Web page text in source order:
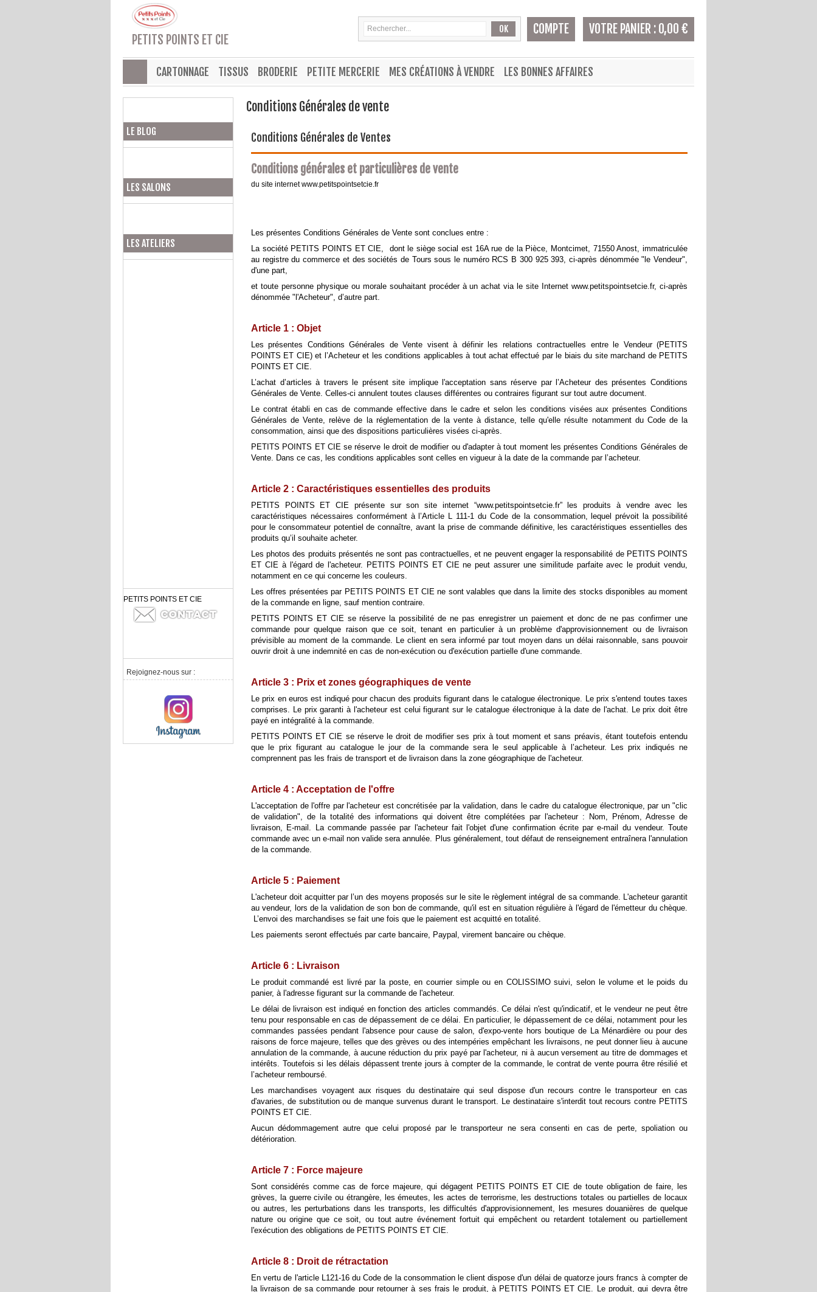
PETITS POINTS ET CIE
OK COMPTE VOTRE PANIER : 0,00 €
CARTONNAGE TISSUS BRODERIE PETITE MERCERIE MES CRÉATIONS À VENDRE LES BONNES AFFAIRES
LE BLOG
LES SALONS
LES ATELIERS
PETITS POINTS ET CIE
Rejoignez-nous sur :
Conditions Générales de vente
Conditions Générales de Ventes
Conditions générales et particulières de vente
du site internet www.petitspointsetcie.fr
Les présentes Conditions Générales de Vente sont conclues entre :
La société PETITS POINTS ET CIE, dont le siège social est 16A rue de la Pièce, Montcimet, 71550 Anost, immatriculée
au registre du commerce et des sociétés de Tours sous le numéro RCS B 300 925 393, ci-après dénommée "le Vendeur",
d'une part,
et toute personne physique ou morale souhaitant procéder à un achat via le site Internet www.petitspointsetcie.fr, ci-après
dénommée "l'Acheteur", d’autre part.
Article 1 : Objet
Les présentes Conditions Générales de Vente visent à définir les relations contractuelles entre le Vendeur (PETITS
POINTS ET CIE) et l’Acheteur et les conditions applicables à tout achat effectué par le biais du site marchand de PETITS
POINTS ET CIE.
L’achat d’articles à travers le présent site implique l'acceptation sans réserve par l’Acheteur des présentes Conditions
Générales de Vente. Celles-ci annulent toutes clauses différentes ou contraires figurant sur tout autre document.
Le contrat établi en cas de commande effective dans le cadre et selon les conditions visées aux présentes Conditions
Générales de Vente, relève de la réglementation de la vente à distance, telle qu'elle résulte notamment du Code de la
consommation, ainsi que des dispositions particulières visées ci-après.
PETITS POINTS ET CIE se réserve le droit de modifier ou d'adapter à tout moment les présentes Conditions Générales de
Vente. Dans ce cas, les conditions applicables sont celles en vigueur à la date de la commande par l’acheteur.
Article 2 : Caractéristiques essentielles des produits
PETITS POINTS ET CIE présente sur son site internet “www.petitspointsetcie.fr” les produits à vendre avec les
caractéristiques nécessaires conformément à l’Article L 111-1 du Code de la consommation, lequel prévoit la possibilité
pour le consommateur potentiel de connaître, avant la prise de commande définitive, les caractéristiques essentielles des
produits qu’il souhaite acheter.
Les photos des produits présentés ne sont pas contractuelles, et ne peuvent engager la responsabilité de PETITS POINTS
ET CIE à l'égard de l'acheteur. PETITS POINTS ET CIE ne peut assurer une similitude parfaite avec le produit vendu,
notamment en ce qui concerne les couleurs.
Les offres présentées par PETITS POINTS ET CIE ne sont valables que dans la limite des stocks disponibles au moment
de la commande en ligne, sauf mention contraire.
PETITS POINTS ET CIE se réserve la possibilité de ne pas enregistrer un paiement et donc de ne pas confirmer une
commande pour quelque raison que ce soit, tenant en particulier à un problème d'approvisionnement ou de livraison
prévisible au moment de la commande. Le client en sera informé par tout moyen dans un délai raisonnable, sans pouvoir
ouvrir droit à une indemnité en cas de non-exécution ou d'exécution partielle d'une commande.
Article 3 : Prix et zones géographiques de vente
Le prix en euros est indiqué pour chacun des produits figurant dans le catalogue électronique. Le prix s'entend toutes taxes
comprises. Le prix garanti à l'acheteur est celui figurant sur le catalogue électronique à la date de l'achat. Le prix doit être
payé en intégralité à la commande.
PETITS POINTS ET CIE se réserve le droit de modifier ses prix à tout moment et sans préavis, étant toutefois entendu
que le prix figurant au catalogue le jour de la commande sera le seul applicable à l’acheteur. Les prix indiqués ne
comprennent pas les frais de transport et de livraison dans la zone géographique de l'acheteur.
Article 4 : Acceptation de l'offre
L'acceptation de l'offre par l'acheteur est concrétisée par la validation, dans le cadre du catalogue électronique, par un "clic
de validation", de la totalité des informations qui doivent être complétées par l'acheteur : Nom, Prénom, Adresse de
livraison, E-mail. La commande passée par l'acheteur fait l'objet d'une confirmation écrite par e-mail du vendeur. Toute
commande avec un e-mail non valide sera annulée. Plus généralement, tout défaut de renseignement entraînera l'annulation
de la commande.
Article 5 : Paiement
L'acheteur doit acquitter par l’un des moyens proposés sur le site le règlement intégral de sa commande. L'acheteur garantit
au vendeur, lors de la validation de son bon de commande, qu'il est en situation régulière à l'égard de l'émetteur du chèque.
L’envoi des marchandises se fait une fois que le paiement est acquitté en totalité.
Les paiements seront effectués par carte bancaire, Paypal, virement bancaire ou chèque.
Article 6 : Livraison
Le produit commandé est livré par la poste, en courrier simple ou en COLISSIMO suivi, selon le volume et le poids du
panier, à l'adresse figurant sur la commande de l'acheteur.
Le délai de livraison est indiqué en fonction des articles commandés. Ce délai n'est qu'indicatif, et le vendeur ne peut être
tenu pour responsable en cas de dépassement de ce délai. En particulier, le dépassement de ce délai, notamment pour les
commandes passées pendant l'absence pour cause de salon, d'expo-vente hors boutique de La Ménardière ou pour des
raisons de force majeure, telles que des grèves ou des intempéries empêchant les livraisons, ne peut donner lieu à aucune
annulation de la commande, à aucune réduction du prix payé par l'acheteur, ni à aucun versement au titre de dommages et
intérêts. Toutefois si les délais dépassent trente jours à compter de la commande, le contrat de vente pourra être résilié et
l’acheteur remboursé.
Les marchandises voyagent aux risques du destinataire qui seul dispose d'un recours contre le transporteur en cas
d'avaries, de substitution ou de manque survenus durant le transport. Le destinataire s'interdit tout recours contre PETITS
POINTS ET CIE.
Aucun dédommagement autre que celui proposé par le transporteur ne sera consenti en cas de perte, spoliation ou
détérioration.
Article 7 : Force majeure
Sont considérés comme cas de force majeure, qui dégagent PETITS POINTS ET CIE de toute obligation de faire, les
grèves, la guerre civile ou étrangère, les émeutes, les actes de terrorisme, les destructions totales ou partielles de locaux
ou autres, les perturbations dans les transports, les difficultés d'approvisionnement, les mesures douanières de quelque
nature ou origine que ce soit, ou tout autre événement fortuit qui empêchent ou retardent totalement ou partiellement
l'exécution des obligations de PETITS POINTS ET CIE.
Article 8 : Droit de rétractation
En vertu de l'article L121-16 du Code de la consommation le client dispose d'un délai de quatorze jours francs à compter de
la livraison de sa commande pour retourner à ses frais le produit, à PETITS POINTS ET CIE. Le produit, qui devra être